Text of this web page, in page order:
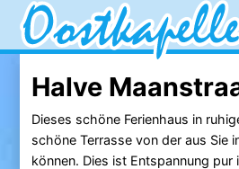
Halve
Dieses schöne Ferienhaus in
schöne Terrasse von der aus Sie
können. Dies ist Entspannung pur